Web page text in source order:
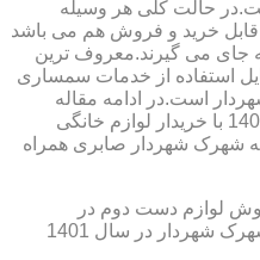
حالت کلی هر وسیله
قابل خرید و فروش هم می باشد
جای می گیرند.معروف ترین
استفاده از خدمات سمساری
است.در ادامه مقاله
راهنما خرید از سمساری در سال 1401 با خریدار لوازم خانگی
شهرک شهردار صابری همراه
لوازم دست دوم در
در سال 1401